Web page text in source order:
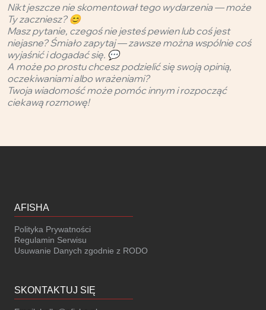
Nikt jeszcze nie skomentował tego wydarzenia — może
Ty zaczniesz? 😊
Masz pytanie, czegoś nie jesteś pewien lub coś jest
niejasne? Śmiało zapytaj — zawsze można wspólnie coś
wyjaśnić i dogadać się. 💬
A może po prostu chcesz podzielić się swoją opinią,
oczekiwaniami albo wrażeniami?
Twoja wiadomość może pomóc innym i rozpocząć
ciekawą rozmowę!
AFISHA
Polityka Prywatności
Regulamin Serwisu
Usuwanie Danych zgodnie z RODO
SKONTAKTUJ SIĘ